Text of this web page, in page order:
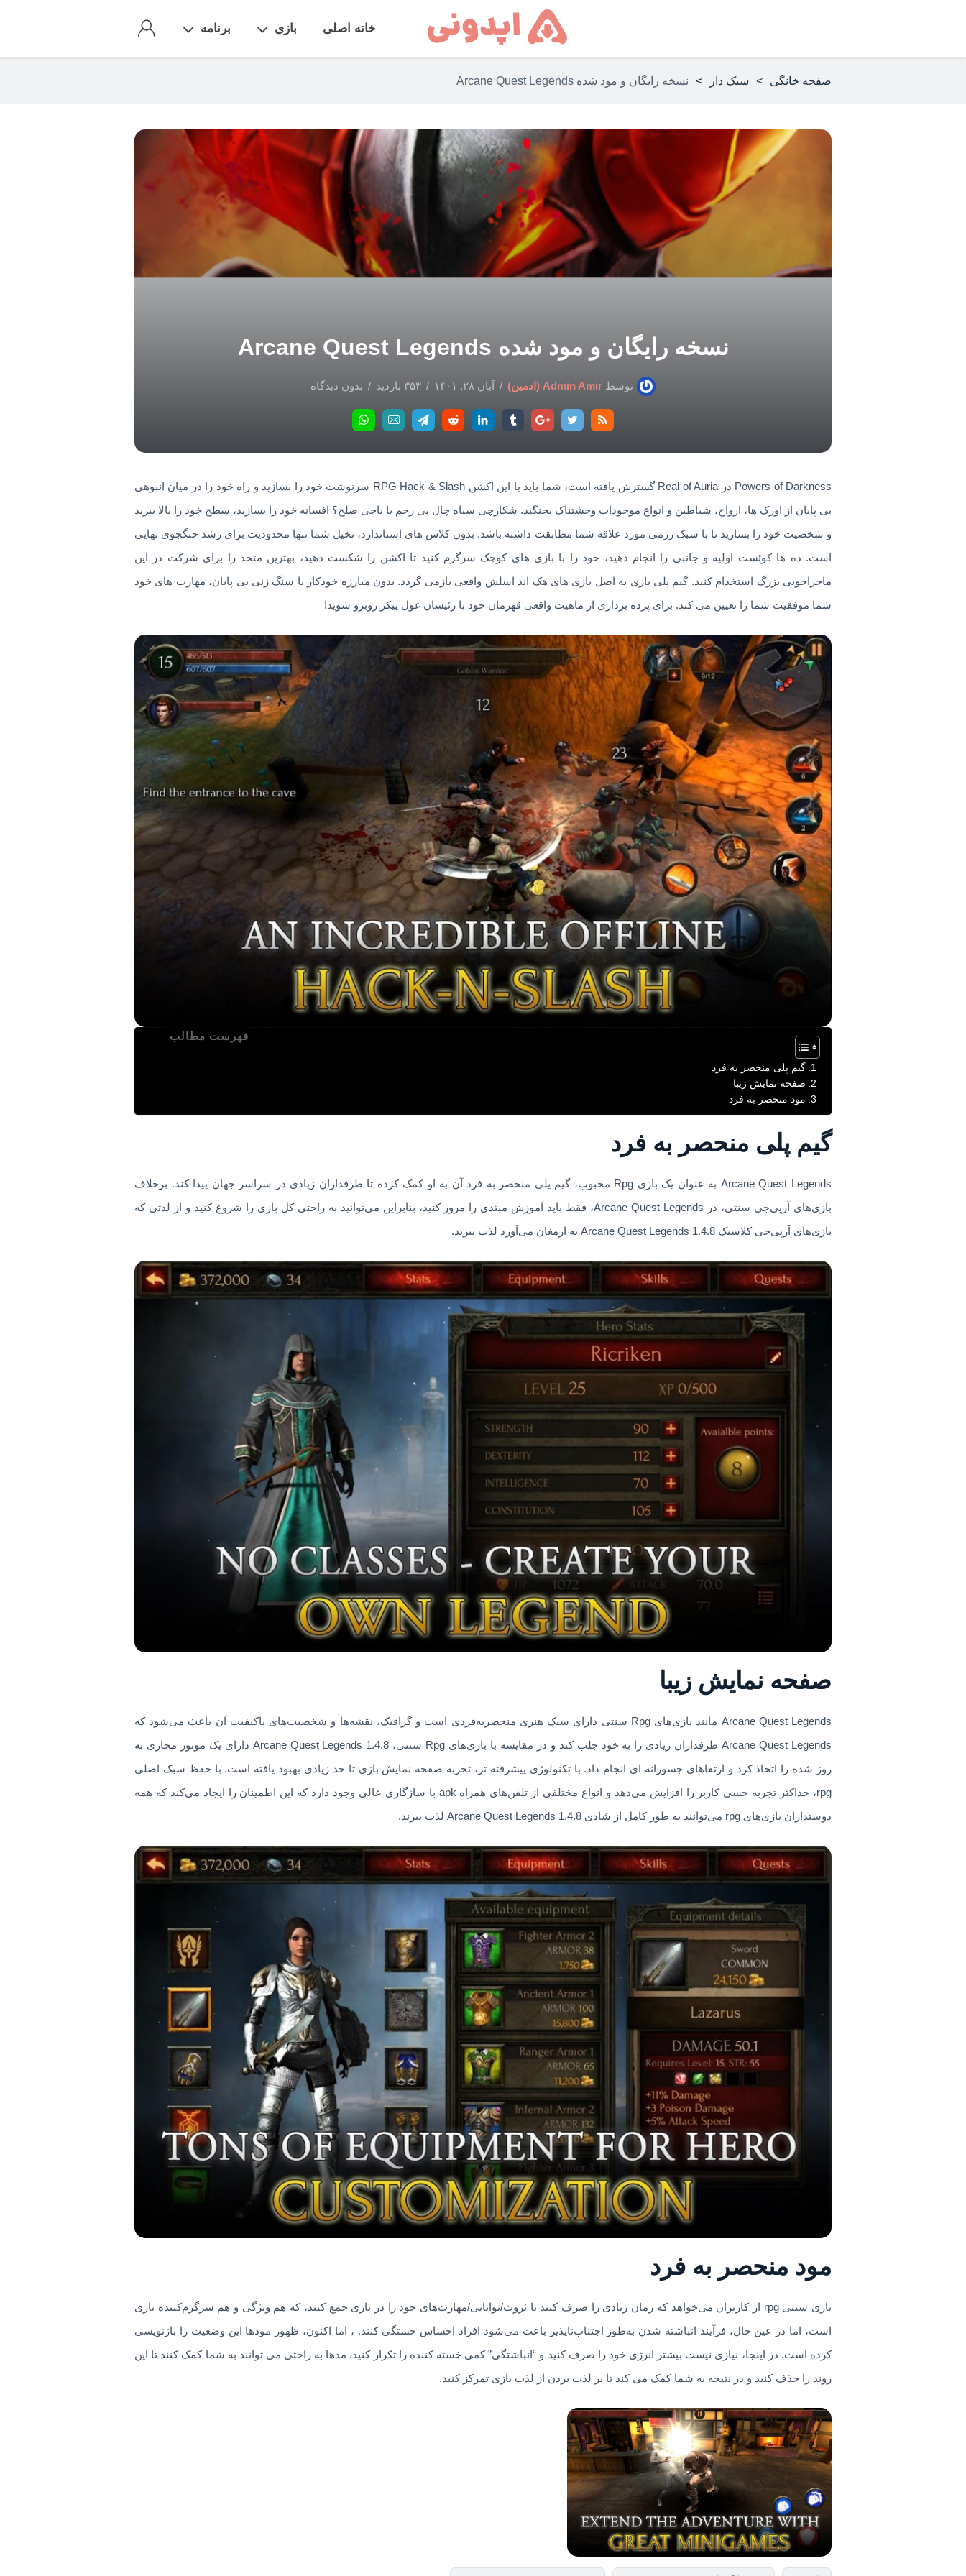
خانه اصلی بازی برنامه
صفحه خانگی > سبک دار > نسخه رایگان و مود شده Arcane Quest Legends
نسخه رایگان و مود شده Arcane Quest Legends
توسطAdmin Amir (ادمین) آبان ۲۸, ۱۴۰۱ ۳۵۳ بازدید بدون دیدگاه
Powers of Darkness در Real of Auria گسترش یافته است، شما باید با این اکشن RPG Hack & Slash سرنوشت خود را بسازید و راه خود را در میان انبوهی
بی پایان از اورک ها، ارواح، شیاطین و انواع موجودات وحشتناک بجنگید. شکارچی سیاه چال بی رحم یا ناجی صلح؟ افسانه خود را بسازید، سطح خود را بالا ببرید
و شخصیت خود را بسازید تا با سبک رزمی مورد علاقه شما مطابقت داشته باشد. بدون کلاس های استاندارد، تخیل شما تنها محدودیت برای رشد جنگجوی نهایی
است. ده ها کوئست اولیه و جانبی را انجام دهید، خود را با بازی های کوچک سرگرم کنید تا اکشن را شکست دهید، بهترین متحد را برای شرکت در این
ماجراجویی بزرگ استخدام کنید. گیم پلی بازی به اصل بازی های هک اند اسلش واقعی بازمی گردد. بدون مبارزه خودکار یا سنگ زنی بی پایان، مهارت های خود
شما موفقیت شما را تعیین می کند. برای پرده برداری از ماهیت واقعی قهرمان خود با رئیسان غول پیکر روبرو شوید!
فهرست مطالب
گیم پلی منحصر به فرد
صفحه نمایش زیبا
مود منحصر به فرد
گیم پلی منحصر به فرد
Arcane Quest Legends به عنوان یک بازی Rpg محبوب، گیم پلی منحصر به فرد آن به او کمک کرده تا طرفداران زیادی در سراسر جهان پیدا کند. برخلاف
بازی‌های آرپی‌جی سنتی، در Arcane Quest Legends، فقط باید آموزش مبتدی را مرور کنید، بنابراین می‌توانید به راحتی کل بازی را شروع کنید و از لذتی که
بازی‌های آرپی‌جی کلاسیک Arcane Quest Legends 1.4.8 به ارمغان می‌آورد لذت ببرید.
صفحه نمایش زیبا
Arcane Quest Legends مانند بازی‌های Rpg سنتی دارای سبک هنری منحصربه‌فردی است و گرافیک، نقشه‌ها و شخصیت‌های باکیفیت آن باعث می‌شود که
Arcane Quest Legends طرفداران زیادی را به خود جلب کند و در مقایسه با بازی‌های Rpg سنتی، Arcane Quest Legends 1.4.8 دارای یک موتور مجازی به
روز شده را اتخاذ کرد و ارتقاهای جسورانه ای انجام داد. با تکنولوژی پیشرفته تر، تجربه صفحه نمایش بازی تا حد زیادی بهبود یافته است. با حفظ سبک اصلی
rpg، حداکثر تجربه حسی کاربر را افزایش می‌دهد و انواع مختلفی از تلفن‌های همراه apk با سازگاری عالی وجود دارد که این اطمینان را ایجاد می‌کند که همه
دوستداران بازی‌های rpg می‌توانند به طور کامل از شادی Arcane Quest Legends 1.4.8 لذت ببرند.
مود منحصر به فرد
بازی سنتی rpg از کاربران می‌خواهد که زمان زیادی را صرف کنند تا ثروت/توانایی/مهارت‌های خود را در بازی جمع کنند، که هم ویژگی و هم سرگرم‌کننده بازی
است، اما در عین حال، فرآیند انباشته شدن به‌طور اجتناب‌ناپذیر باعث می‌شود افراد احساس خستگی کنند. ، اما اکنون، ظهور مودها این وضعیت را بازنویسی
کرده است. در اینجا، نیازی نیست بیشتر انرژی خود را صرف کنید و “انباشتگی” کمی خسته کننده را تکرار کنید. مدها به راحتی می توانند به شما کمک کنند تا این
روند را حذف کنید و در نتیجه به شما کمک می کند تا بر لذت بردن از لذت بازی تمرکز کنید.